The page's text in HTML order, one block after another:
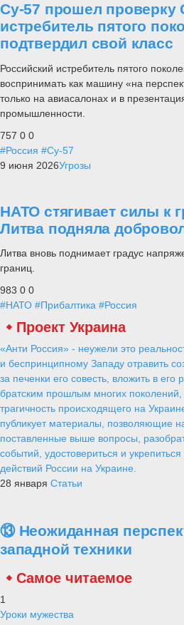
Су-57 прошел проверку
истребитель пятого
подтвердил свой класс
Российский истребитель пятого
воспринимать как машину «на
только на авиасалонах и в
промышленности.
757 0 0
#Россия #Су-57
9 июня 2026Угрозы
НАТО стягивает силы к
Литва подняла
Литва вновь поднимает градус
границ.
983 0 0
#НАТО #Прибалтика #Россия
Проект Украина
«Анти Россия» - неужели это
и беспринципному Западу отравить
за печенки его совесть, вложить в
братским прошлым многих
трагичность происходящего на
публикует материалы, позволяющие
поставленные выше вопросы,
событий, удостовериться и
действий России на Украине.
28 января Статьи
⑬ Неожиданная
западной техники
Самое читаемое
1
Уроки мужества